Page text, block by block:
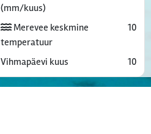
(mm/kuus)
Merevee keskmine
temperatuur
10
Vihmapäevi kuus 10